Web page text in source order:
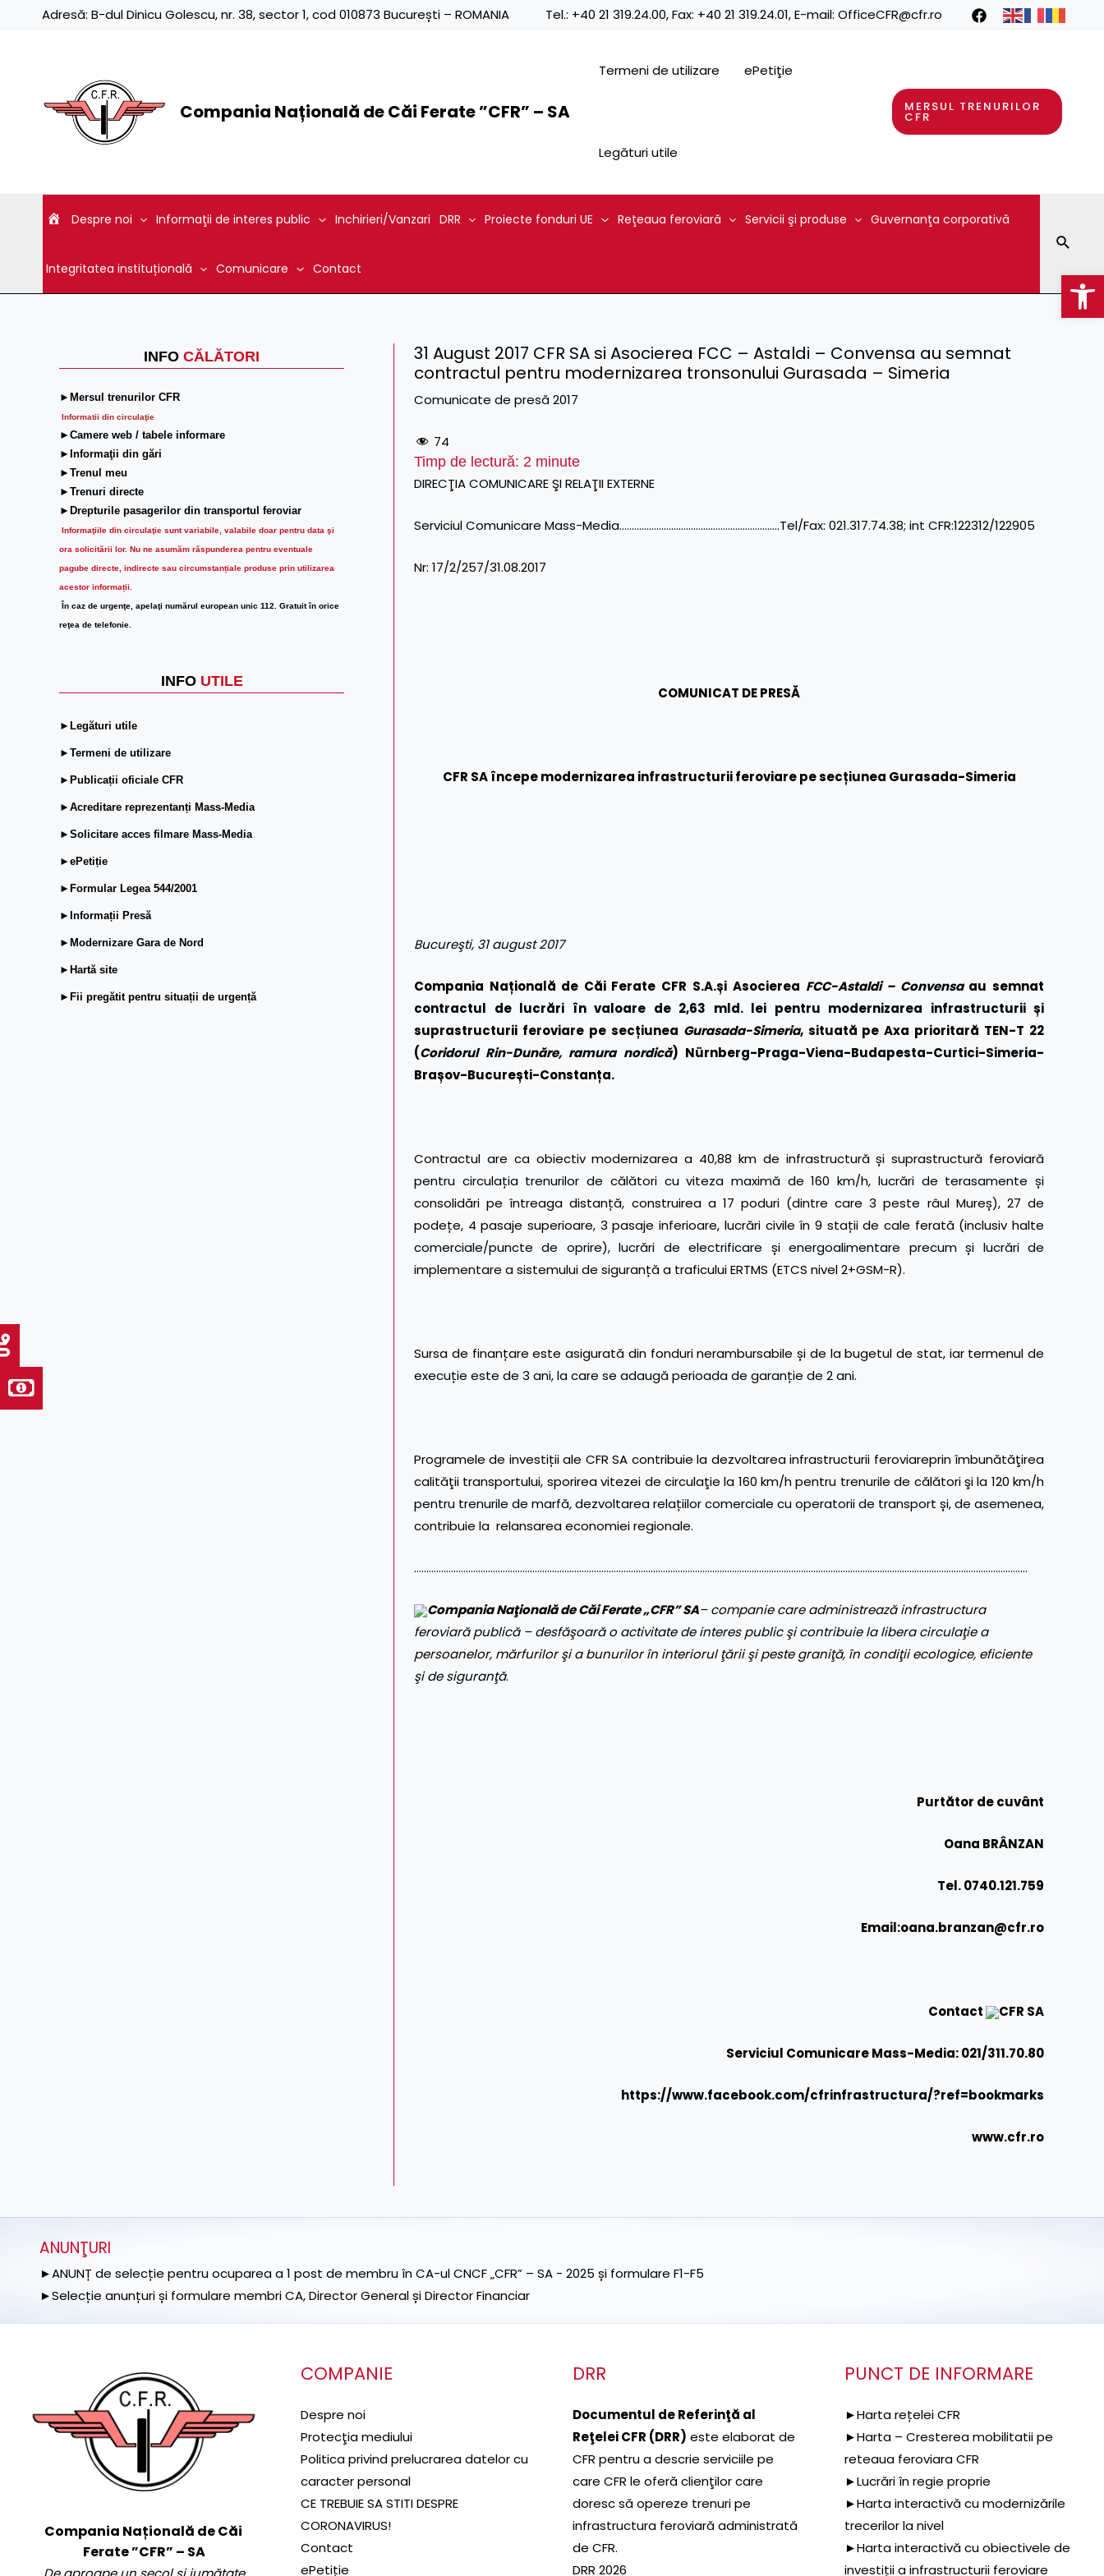
Adresă: B-dul Dinicu Golescu, nr. 38, sector 1, cod 010873 București – ROMANIA Tel.: +40 21 319.24.00, Fax: +40 21 319.24.01, E-mail: OfficeCFR@cfr.ro
Compania Națională de Căi Ferate ”CFR” – SA
Termeni de utilizare ePetiţie
Legături utile
MERSUL TRENURILOR
CFR
Despre noi Informaţii de interes public Inchirieri/Vanzari DRR Proiecte fonduri UE Reţeaua feroviară Servicii şi produse Guvernanţa corporativă
Integritatea instituțională Comunicare Contact
INFO CĂLĂTORI
►Mersul trenurilor CFR
Informatii din circulaţie
►Camere web / tabele informare
►Informaţii din gări
►Trenul meu
►Trenuri directe
►Drepturile pasagerilor din transportul feroviar
Informaţiile din circulaţie sunt variabile, valabile doar pentru data şi
ora solicitării lor. Nu ne asumăm răspunderea pentru eventuale
pagube directe, indirecte sau circumstanțiale produse prin utilizarea
acestor informații.
În caz de urgenţe, apelaţi numărul european unic 112. Gratuit în orice
reţea de telefonie.
INFO UTILE
►Legături utile
►Termeni de utilizare
►Publicații oficiale CFR
►Acreditare reprezentanți Mass-Media
►Solicitare acces filmare Mass-Media
►ePetiție
►Formular Legea 544/2001
►Informații Presă
►Modernizare Gara de Nord
►Hartă site
►Fii pregătit pentru situații de urgență
31 August 2017 CFR SA si Asocierea FCC – Astaldi – Convensa au semnat
contractul pentru modernizarea tronsonului Gurasada – Simeria
Comunicate de presă 2017
74
Timp de lectură: 2 minute
DIRECŢIA COMUNICARE ŞI RELAŢII EXTERNE
Serviciul Comunicare Mass-Media………………………………………………………..Tel/Fax: 021.317.74.38; int CFR:122312/122905
Nr: 17/2/257/31.08.2017
COMUNICAT DE PRESĂ
CFR SAîncepe modernizarea infrastructurii feroviare pe secțiunea Gurasada-Simeria
Bucureşti, 31 august 2017
Compania Națională de Căi Ferate CFR S.A.și Asocierea FCC-Astaldi – Convensaau semnat
contractul de lucrări în valoare de 2,63 mld. lei pentru modernizarea infrastructurii și
suprastructurii feroviare pe secțiunea Gurasada-Simeria, situată pe Axa prioritară TEN-T 22
(Coridorul Rin-Dunăre, ramura nordică) Nürnberg-Praga-Viena-Budapesta-Curtici-Simeria-
Brașov-București-Constanța.
Contractul are ca obiectiv modernizarea a 40,88 km de infrastructură și suprastructură feroviară
pentru circulația trenurilor de călători cu viteza maximă de 160 km/h, lucrări de terasamente și
consolidări pe întreaga distanță, construirea a 17 poduri (dintre care 3 peste râul Mureș), 27 de
podețe, 4 pasaje superioare, 3 pasaje inferioare, lucrări civile în 9 stații de cale ferată (inclusiv halte
comerciale/puncte de oprire), lucrări de electrificare și energoalimentare precum și lucrări de
implementare a sistemului de siguranță a traficului ERTMS (ETCS nivel 2+GSM-R).
Sursa de finanțare este asigurată din fonduri nerambursabile și de la bugetul de stat, iar termenul de
execuție este de 3 ani, la care se adaugă perioada de garanție de 2 ani.
Programele de investiții ale CFR SA contribuie la dezvoltarea infrastructurii feroviareprin îmbunătăţirea
calităţii transportului, sporirea vitezei de circulaţie la 160 km/h pentru trenurile de călători şi la 120 km/h
pentru trenurile de marfă,dezvoltarea relațiilor comerciale cu operatorii de transport și, de asemenea,
contribuie la relansarea economiei regionale.
……………………………………………………………………………………………………………………………………………………………………………………………………………………………
Compania Naţională de Căi Ferate „CFR” SA– companie care administrează infrastructura
feroviară publică – desfăşoară o activitate de interes public şi contribuie la libera circulaţie a
persoanelor, mărfurilor şi a bunurilor în interiorul ţării şi peste graniţă, în condiţii ecologice, eficiente
şi de siguranţă.
Purtător de cuvânt
Oana BRÂNZAN
Tel. 0740.121.759
Email:oana.branzan@cfr.ro
Contact CFR SA
Serviciul Comunicare Mass-Media: 021/311.70.80
https://www.facebook.com/cfrinfrastructura/?ref=bookmarks
www.cfr.ro
ANUNŢURI
►ANUNȚ de selecție pentru ocuparea a 1 post de membru în CA-ul CNCF „CFR” – SA - 2025 și formulare F1-F5
►Selecție anunțuri și formulare membri CA, Director General și Director Financiar
Compania Națională de Căi
Ferate ”CFR” – SA
COMPANIE
Despre noi
Protecţia mediului
Politica privind prelucrarea datelor cu
caracter personal
CE TREBUIE SA STITI DESPRE
CORONAVIRUS!
Contact
ePetiție
DRR
Documentul de Referinţă al
Reţelei CFR (DRR) este elaborat de
CFR pentru a descrie serviciile pe
care CFR le oferă clienţilor care
doresc să opereze trenuri pe
infrastructura feroviară administrată
de CFR.
DRR 2026
PUNCT DE INFORMARE
►Harta rețelei CFR
►Harta – Cresterea mobilitatii pe
reteaua feroviara CFR
►Lucrări în regie proprie
►Harta interactivă cu modernizările
trecerilor la nivel
►Harta interactivă cu obiectivele de
investiții a infrastructurii feroviare